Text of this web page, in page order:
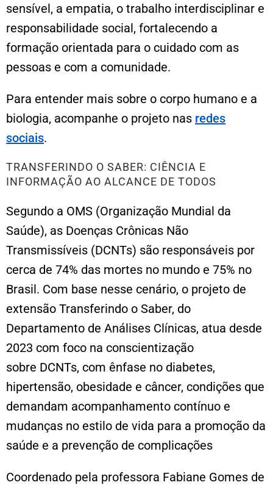
sensível, a empatia, o trabalho interdisciplinar e
responsabilidade social, fortalecendo a
formação orientada para o cuidado com as
pessoas e com a comunidade.
Para entender mais sobre o corpo humano e a
biologia, acompanhe o projeto nas redes
sociais.
TRANSFERINDO O SABER: CIÊNCIA E
INFORMAÇÃO AO ALCANCE DE TODOS
Segundo a OMS (Organização Mundial da
Saúde), as Doenças Crônicas Não
Transmissíveis (DCNTs) são responsáveis por
cerca de 74% das mortes no mundo e 75% no
Brasil. Com base nesse cenário, o projeto de
extensão Transferindo o Saber, do
Departamento de Análises Clínicas, atua desde
2023 com foco na conscientização
sobre DCNTs, com ênfase no diabetes,
hipertensão, obesidade e câncer, condições que
demandam acompanhamento contínuo e
mudanças no estilo de vida para a promoção da
saúde e a prevenção de complicações
Coordenado pela professora Fabiane Gomes de